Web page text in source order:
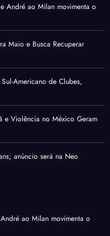
André ao Milan movimenta o
Maio e Busca Recuperar
Americano de Clubes,
e Violência no México Geram
anúncio será na Neo
ao Milan movimenta o